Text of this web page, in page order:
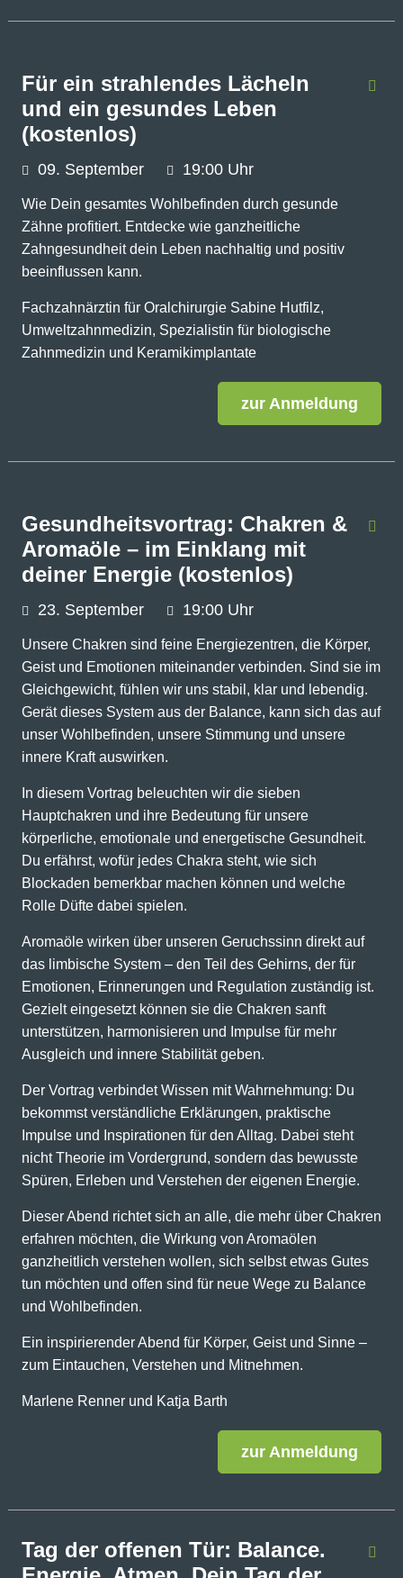
Für ein strahlendes Lächeln
und ein gesundes Leben
(kostenlos)
09. September 19:00 Uhr
Wie Dein gesamtes Wohlbefinden durch gesunde
Zähne profitiert. Entdecke wie ganzheitliche
Zahngesundheit dein Leben nachhaltig und positiv
beeinflussen kann.
Fachzahnärztin für Oralchirurgie Sabine Hutfilz,
Umweltzahnmedizin, Spezialistin für biologische
Zahnmedizin und Keramikimplantate
zur Anmeldung
Gesundheitsvortrag: Chakren &
Aromaöle – im Einklang mit
deiner Energie (kostenlos)
23. September 19:00 Uhr
Unsere Chakren sind feine Energiezentren, die Körper,
Geist und Emotionen miteinander verbinden. Sind sie im
Gleichgewicht, fühlen wir uns stabil, klar und lebendig.
Gerät dieses System aus der Balance, kann sich das auf
unser Wohlbefinden, unsere Stimmung und unsere
innere Kraft auswirken.
In diesem Vortrag beleuchten wir die sieben
Hauptchakren und ihre Bedeutung für unsere
körperliche, emotionale und energetische Gesundheit.
Du erfährst, wofür jedes Chakra steht, wie sich
Blockaden bemerkbar machen können und welche
Rolle Düfte dabei spielen.
Aromaöle wirken über unseren Geruchssinn direkt auf
das limbische System – den Teil des Gehirns, der für
Emotionen, Erinnerungen und Regulation zuständig ist.
Gezielt eingesetzt können sie die Chakren sanft
unterstützen, harmonisieren und Impulse für mehr
Ausgleich und innere Stabilität geben.
Der Vortrag verbindet Wissen mit Wahrnehmung: Du
bekommst verständliche Erklärungen, praktische
Impulse und Inspirationen für den Alltag. Dabei steht
nicht Theorie im Vordergrund, sondern das bewusste
Spüren, Erleben und Verstehen der eigenen Energie.
Dieser Abend richtet sich an alle, die mehr über Chakren
erfahren möchten, die Wirkung von Aromaölen
ganzheitlich verstehen wollen, sich selbst etwas Gutes
tun möchten und offen sind für neue Wege zu Balance
und Wohlbefinden.
Ein inspirierender Abend für Körper, Geist und Sinne –
zum Eintauchen, Verstehen und Mitnehmen.
Marlene Renner und Katja Barth
zur Anmeldung
Tag der offenen Tür: Balance.